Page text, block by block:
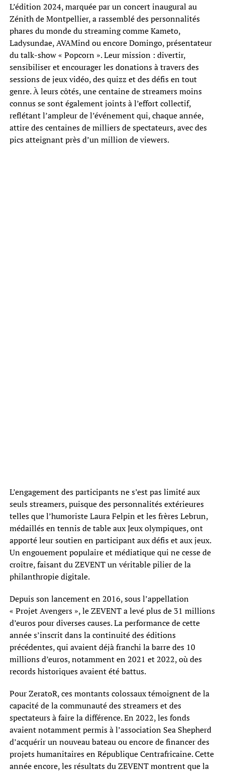
L’édition 2024, marquée par un concert inaugural au
Zénith de Montpellier, a rassemblé des personnalités
phares du monde du streaming comme Kameto,
Ladysundae, AVAMind ou encore Domingo, présentateur
du talk-show « Popcorn ». Leur mission : divertir,
sensibiliser et encourager les donations à travers des
sessions de jeux vidéo, des quizz et des défis en tout
genre. À leurs côtés, une centaine de streamers moins
connus se sont également joints à l’effort collectif,
reflétant l’ampleur de l’événement qui, chaque année,
attire des centaines de milliers de spectateurs, avec des
pics atteignant près d’un million de viewers.
L’engagement des participants ne s’est pas limité aux
seuls streamers, puisque des personnalités extérieures
telles que l’humoriste Laura Felpin et les frères Lebrun,
médaillés en tennis de table aux Jeux olympiques, ont
apporté leur soutien en participant aux défis et aux jeux.
Un engouement populaire et médiatique qui ne cesse de
croître, faisant du ZEVENT un véritable pilier de la
philanthropie digitale.
Depuis son lancement en 2016, sous l’appellation
« Projet Avengers », le ZEVENT a levé plus de 31 millions
d’euros pour diverses causes. La performance de cette
année s’inscrit dans la continuité des éditions
précédentes, qui avaient déjà franchi la barre des 10
millions d’euros, notamment en 2021 et 2022, où des
records historiques avaient été battus.
Pour ZeratoR, ces montants colossaux témoignent de la
capacité de la communauté des streamers et des
spectateurs à faire la différence. En 2022, les fonds
avaient notamment permis à l’association Sea Shepherd
d’acquérir un nouveau bateau ou encore de financer des
projets humanitaires en République Centrafricaine. Cette
année encore, les résultats du ZEVENT montrent que la